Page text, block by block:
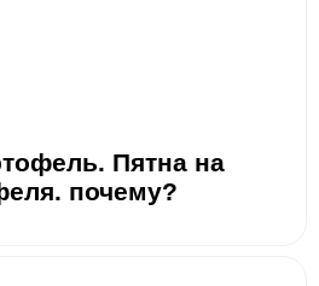
Пятна на
почему?